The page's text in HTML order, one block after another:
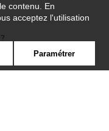
contenu. En
acceptez l'utilisation
Paramétrer